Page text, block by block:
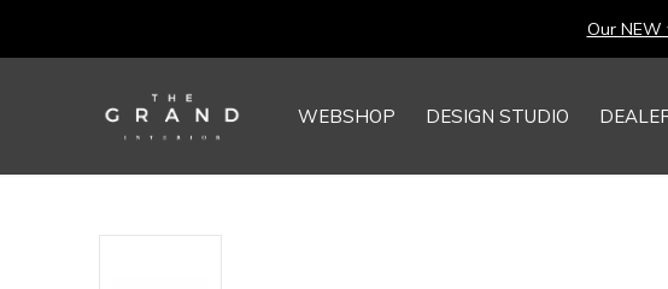
WEBSHOP DESIGN STUDIO
Our